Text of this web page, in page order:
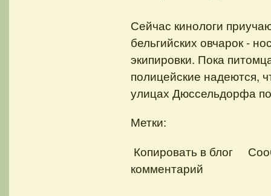
Сейчас кинологи
бельгийских овчарок -
экипировки. Пока
полицейские надеются,
улицах Дюссельдорфа
Метки:
Копировать в блог
комментарий